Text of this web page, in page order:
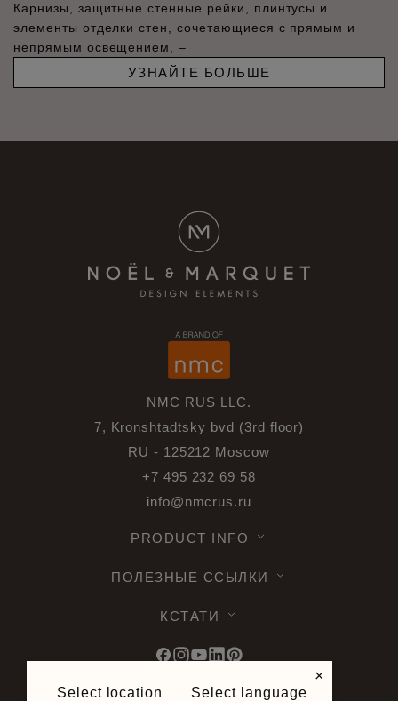
Карнизы, защитные стенные рейки, плинтусы и
элементы отделки стен, сочетающиеся с прямым и
непрямым освещением, –
УЗНАЙТЕ БОЛЬШЕ
NMC RUS LLC.
7, Kronshtadtsky bvd (3rd floor)
RU - 125212 Moscow
+7 495 232 69 58
info@nmcrus.ru
PRODUCT INFO
ПОЛЕЗНЫЕ ССЫЛКИ
КСТАТИ
×
Select location Select language